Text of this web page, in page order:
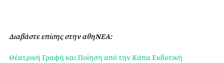
Διαβάστε επίσης στην αθηΝΕΑ:
Θέατρική Γραφή και Ποίηση από την Κάπα Εκδοτική